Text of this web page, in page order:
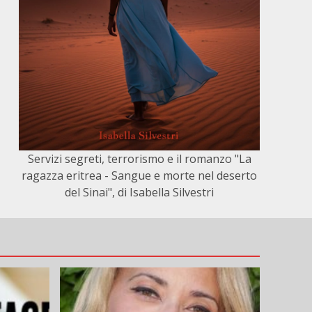
Servizi segreti, terrorismo e il romanzo "La
ragazza eritrea - Sangue e morte nel deserto
del Sinai", di Isabella Silvestri